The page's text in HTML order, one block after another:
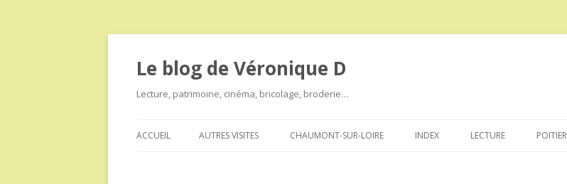
Le blog de Véronique D
Lecture, patrimoine, cinéma, bricolage, broderie…
au
ACCUEIL AUTRES VISITES CHAUMONT-SUR-LOIRE INDEX LECTURE